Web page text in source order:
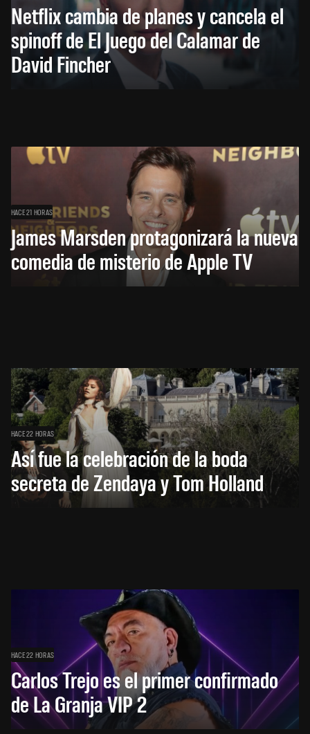
Netflix cambia de planes y cancela el
spinoff de El Juego del Calamar de
David Fincher
HACE 21 HORAS
James Marsden protagonizará la nueva
comedia de misterio de Apple TV
HACE 22 HORAS
Así fue la celebración de la boda
secreta de Zendaya y Tom Holland
HACE 22 HORAS
Carlos Trejo es el primer confirmado
de La Granja VIP 2